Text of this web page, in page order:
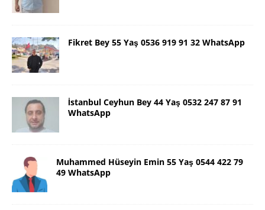
Fikret Bey 55 Yaş 0536 919 91 32 WhatsApp
İstanbul Ceyhun Bey 44 Yaş 0532 247 87 91
WhatsApp
Muhammed Hüseyin Emin 55 Yaş 0544 422 79
49 WhatsApp